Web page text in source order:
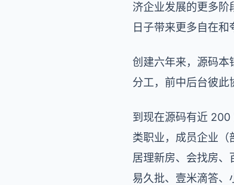
济企业发展的更多阶
日子带来更多自在和
创建六年来，源码本
分工，前中后台彼此
到现在源码有近 200
类职业，成员企业（
居理新房、会找房、
易久批、壹米滴答